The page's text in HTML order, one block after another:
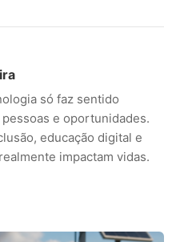
só faz sentido
e oportunidades.
educação digital e
impactam vidas.